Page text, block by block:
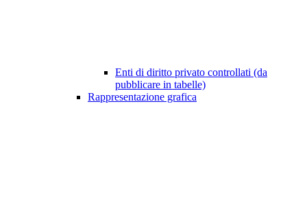
Enti di diritto privato controllati (da
pubblicare in tabelle)
Rappresentazione grafica